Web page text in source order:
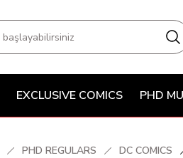
EXCLUSIVE COMICS PHD
PHD REGULARS DC COMICS